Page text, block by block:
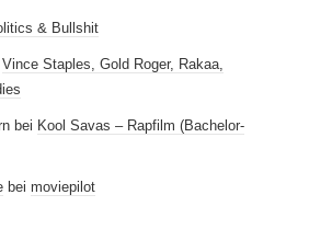
& Bullshit
Vince Staples, Gold Roger, Rakaa,
bei Kool Savas – Rapfilm (Bachelor-
bei moviepilot